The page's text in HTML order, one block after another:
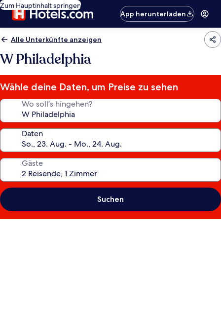
Zum Hauptinhalt springen
App herunterladen
Alle Unterkünfte anzeigen
W Philadelphia
Wähle deine Daten, um Preise zu sehen
Wo soll’s hingehen?
Daten
Gäste
Suchen